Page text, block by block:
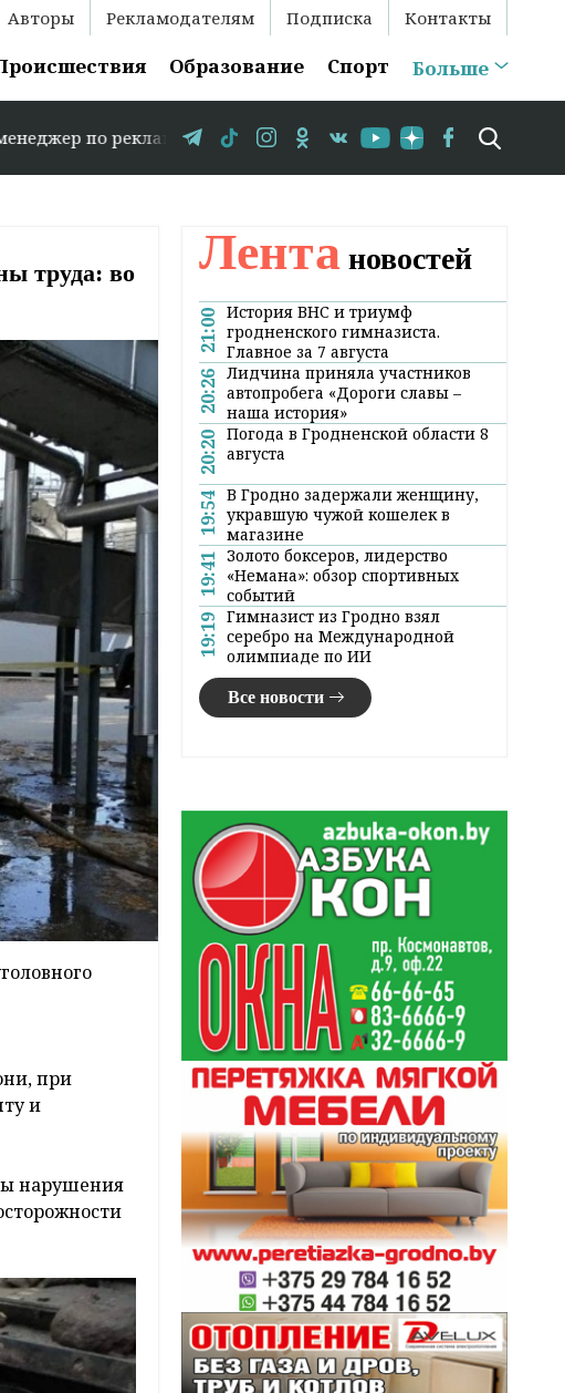
Авторы Рекламодателям Подписка Контакты
Образование Спорт Больше
+375 29 583-35-86 // В Гродно временно
труда: во
при
и
нарушения
Лента новостей
21:00 История ВНС и триумф
гродненского гимназиста.
Главное за 7 августа
20:26 Лидчина приняла участников
автопробега «Дороги славы –
наша история»
20:20 Погода в Гродненской области 8
августа
19:54 В Гродно задержали женщину,
укравшую чужой кошелек в
магазине
19:41 Золото боксеров, лидерство
«Немана»: обзор спортивных
событий
19:19 Гимназист из Гродно взял
серебро на Международной
олимпиаде по ИИ
Все новости